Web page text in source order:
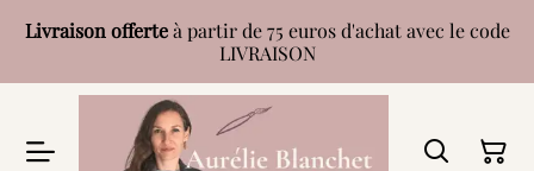
Livraison offerteà partir de 75 euros d'achat avec le code
LIVRAISON